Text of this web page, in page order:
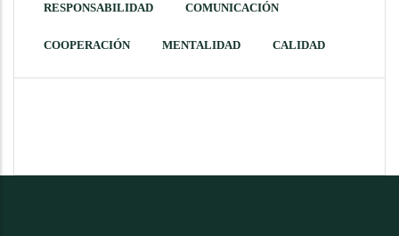
RESPONSABILIDAD COMUNICACIÓN
COOPERACIÓN MENTALIDAD CALIDAD